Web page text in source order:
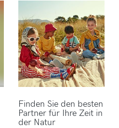
Finden Sie den besten
Partner für Ihre Zeit in
der Natur